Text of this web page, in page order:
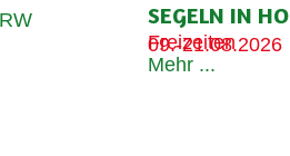
SEGELN IN
Freizeiten
09.-21.08.2026
Mehr ...